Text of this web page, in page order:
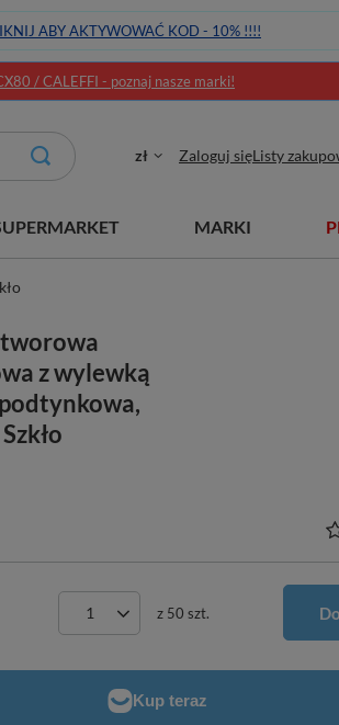
ABY AKTYWOWAĆ KOD - 10% !!!!
/ CALEFFI - poznaj nasze marki!
zł Zaloguj sięListy
MARKI
z wylewką
z 50 szt.